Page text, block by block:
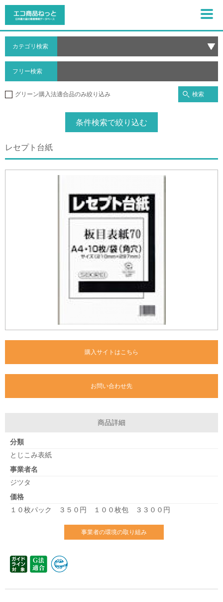
カテゴリ検索
フリー検索
グリーン購入法適合品のみ絞り込み 検索
条件検索で絞り込む
レセプト台紙
購入サイトはこちら
お問い合わせ先
商品詳細
分類
とじこみ表紙
事業者名
ジツタ
価格
１０枚パック ３５０円 １００枚包 ３３００円
事業者の環境の取り組み